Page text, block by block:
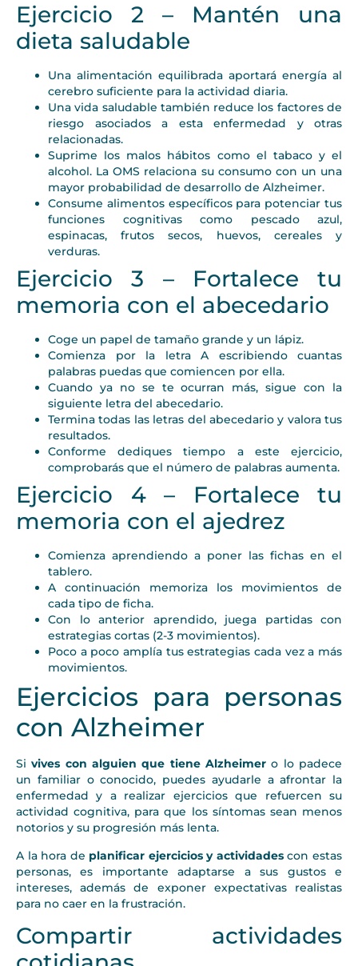
Ejercicio 2 – Mantén una
dieta saludable
Una alimentación equilibrada aportará energía al
cerebro suficiente para la actividad diaria.
Una vida saludable también reduce los factores de
riesgo asociados a esta enfermedad y otras
relacionadas.
Suprime los malos hábitos como el tabaco y el
alcohol. La OMS relaciona su consumo con un una
mayor probabilidad de desarrollo de Alzheimer.
Consume alimentos específicos para potenciar tus
funciones cognitivas como pescado azul,
espinacas, frutos secos, huevos, cereales y
verduras.
Ejercicio 3 – Fortalece tu
memoria con el abecedario
Coge un papel de tamaño grande y un lápiz.
Comienza por la letra A escribiendo cuantas
palabras puedas que comiencen por ella.
Cuando ya no se te ocurran más, sigue con la
siguiente letra del abecedario.
Termina todas las letras del abecedario y valora tus
resultados.
Conforme dediques tiempo a este ejercicio,
comprobarás que el número de palabras aumenta.
Ejercicio 4 – Fortalece tu
memoria con el ajedrez
Comienza aprendiendo a poner las fichas en el
tablero.
A continuación memoriza los movimientos de
cada tipo de ficha.
Con lo anterior aprendido, juega partidas con
estrategias cortas (2-3 movimientos).
Poco a poco amplía tus estrategias cada vez a más
movimientos.
Ejercicios para personas
con Alzheimer
Sivives con alguien que tiene Alzheimer o lo padece
un familiar o conocido, puedes ayudarle a afrontar la
enfermedad y a realizar ejercicios que refuercen su
actividad cognitiva, para que los síntomas sean menos
notorios y su progresión más lenta.
A la hora de planificar ejercicios y actividadescon estas
personas, es importante adaptarse a sus gustos e
intereses, además de exponer expectativas realistas
para no caer en la frustración.
Compartir actividades